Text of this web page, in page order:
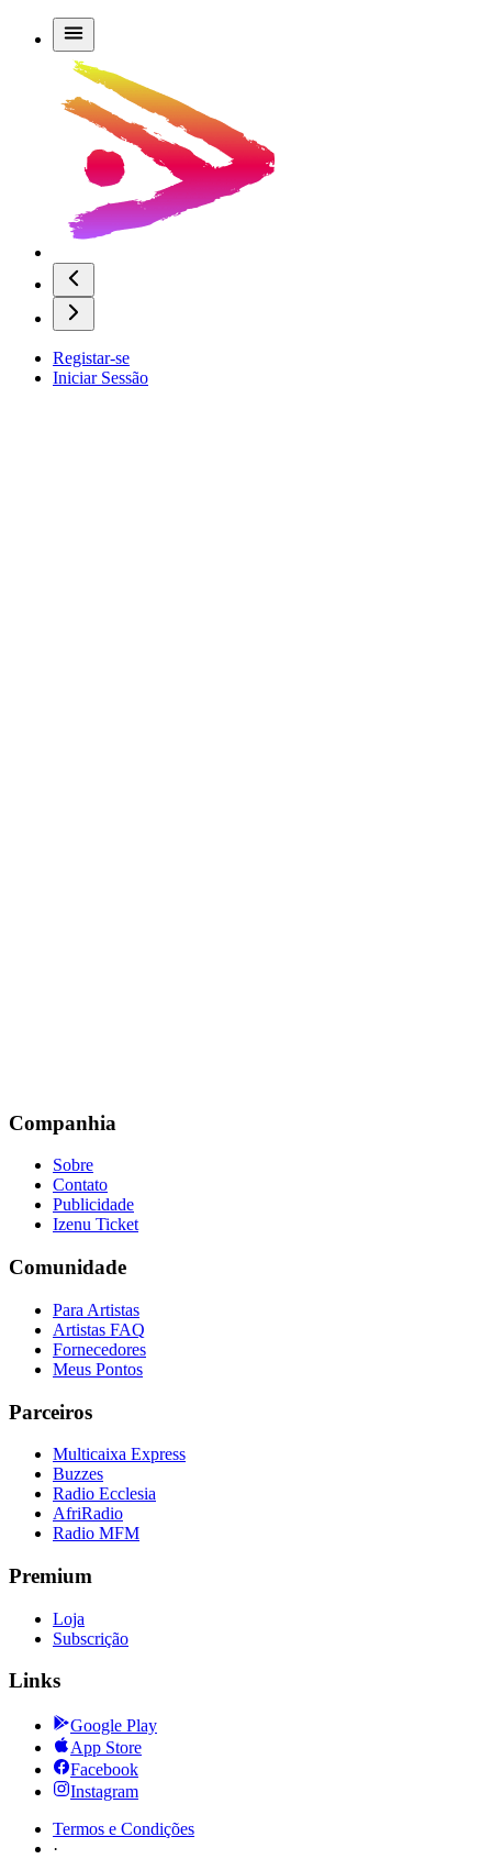
Registar-se
Iniciar Sessão
Companhia
Sobre
Contato
Publicidade
Izenu Ticket
Comunidade
Para Artistas
Artistas FAQ
Fornecedores
Meus Pontos
Parceiros
Multicaixa Express
Buzzes
Radio Ecclesia
AfriRadio
Radio MFM
Premium
Loja
Subscrição
Links
Google Play
App Store
Facebook
Instagram
Termos e Condições
·